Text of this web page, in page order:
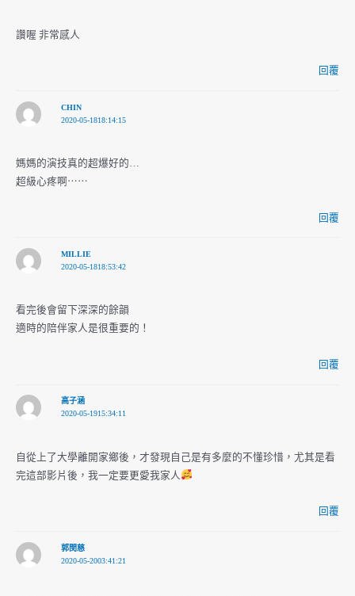
讚喔 非常感人
回覆
CHIN
2020-05-1818:14:15
媽媽的演技真的超爆好的…
超級心疼啊⋯⋯
回覆
MILLIE
2020-05-1818:53:42
看完後會留下深深的餘韻
適時的陪伴家人是很重要的！
回覆
高子涵
2020-05-1915:34:11
自從上了大學離開家鄉後，才發現自己是有多麼的不懂珍惜，尤其是看
完這部影片後，我一定要更愛我家人
回覆
郭閔慈
2020-05-2003:41:21